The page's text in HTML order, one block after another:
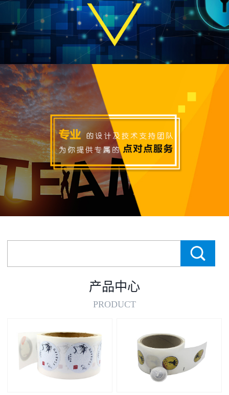
产品中心
PRODUCT